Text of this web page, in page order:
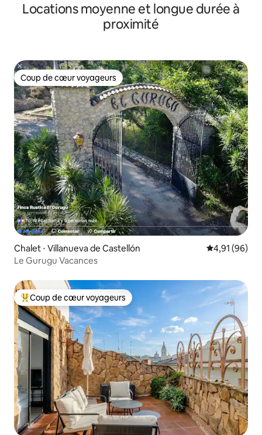
Locations moyenne et longue durée à
proximité
Coup de cœur voyageurs
Coup de cœur voyageurs
Chalet ⋅ Villanueva de Castellón Évaluation
4,91 (96)
Le Gurugu Vacances
Coups de cœur voyageurs les plus appréciés
Coup de cœur voyageurs